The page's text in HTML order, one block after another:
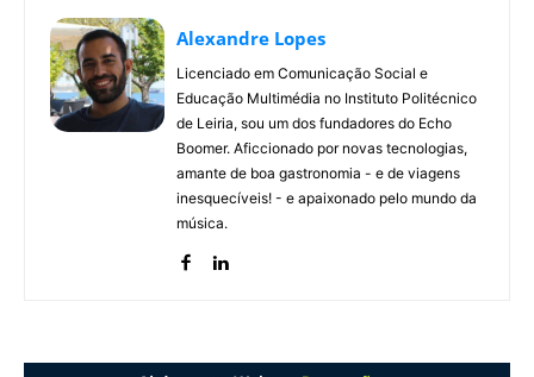
Alexandre Lopes
Licenciado em Comunicação Social e
Educação Multimédia no Instituto Politécnico
de Leiria, sou um dos fundadores do Echo
Boomer. Aficcionado por novas tecnologias,
amante de boa gastronomia - e de viagens
inesquecíveis! - e apaixonado pelo mundo da
música.